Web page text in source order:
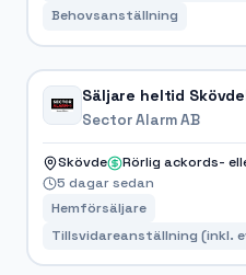
Behovsanställning
Säljare heltid
Sector Alarm AB
Skövde
Rörlig ackords-
5 dagar sedan
Hemförsäljare
Tillsvidareanställning (inkl.